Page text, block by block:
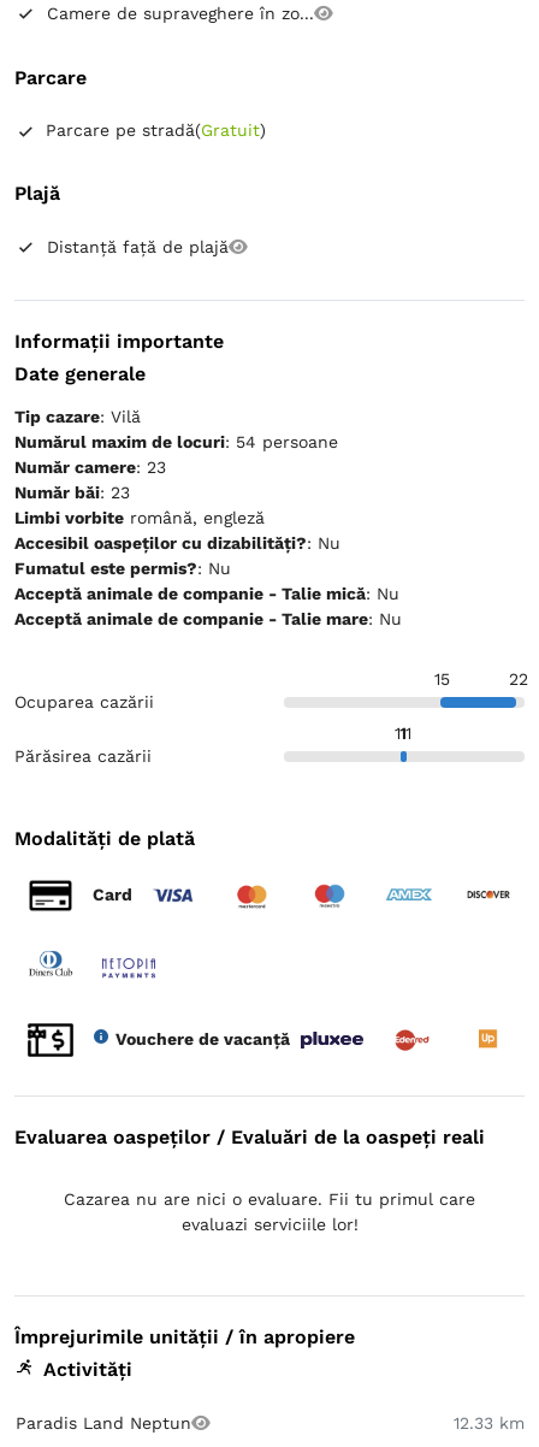
Camere de supraveghere în zo...
Parcare
Parcare pe stradă(Gratuit)
Plajă
Distanță față de plajă
Informații importante
Date generale
Tip cazare: Vilă
Numărul maxim de locuri: 54 persoane
Număr camere: 23
Număr băi: 23
Limbi vorbite română, engleză
Accesibil oaspeților cu dizabilități?
: Nu
Fumatul este permis?
: Nu
Acceptă animale de companie - Talie mică
: Nu
Acceptă animale de companie - Talie mare
: Nu
Ocuparea cazării
15 22
Părăsirea cazării
1111
Modalități de plată
Card
Vouchere de vacanță
Evaluarea oaspeților / Evaluări de la oaspeți reali
Cazarea nu are nici o evaluare. Fii tu primul care
evaluazi serviciile lor!
Împrejurimile unității / în apropiere
Activități
Paradis Land Neptun
12.33 km